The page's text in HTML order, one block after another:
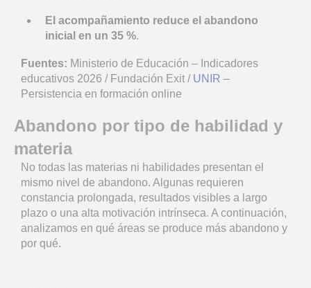
El acompañamiento reduce el abandono
inicial en un 35 %.
Fuentes: Ministerio de Educación – Indicadores
educativos 2026 / Fundación Exit / UNIR –
Persistencia en formación online
Abandono por tipo de habilidad y
materia
No todas las materias ni habilidades presentan el
mismo nivel de abandono. Algunas requieren
constancia prolongada, resultados visibles a largo
plazo o una alta motivación intrínseca. A continuación,
analizamos en qué áreas se produce más abandono y
por qué.